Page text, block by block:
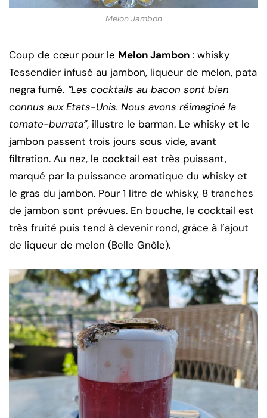
Melon Jambon
Coup de cœur pour le Melon Jambon : whisky
Tessendier infusé au jambon, liqueur de melon, pata
negra fumé. “Les cocktails au bacon sont bien
connus aux Etats-Unis. Nous avons réimaginé la
tomate-burrata”, illustre le barman. Le whisky et le
jambon passent trois jours sous vide, avant
filtration. Au nez, le cocktail est très puissant,
marqué par la puissance aromatique du whisky et
le gras du jambon. Pour 1 litre de whisky, 8 tranches
de jambon sont prévues. En bouche, le cocktail est
très fruité puis tend à devenir rond, grâce à l’ajout
de liqueur de melon (Belle Gnôle).